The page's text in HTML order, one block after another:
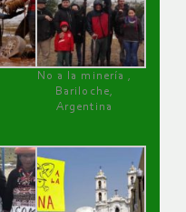
No a la minería ,
Bariloche,
Argentina